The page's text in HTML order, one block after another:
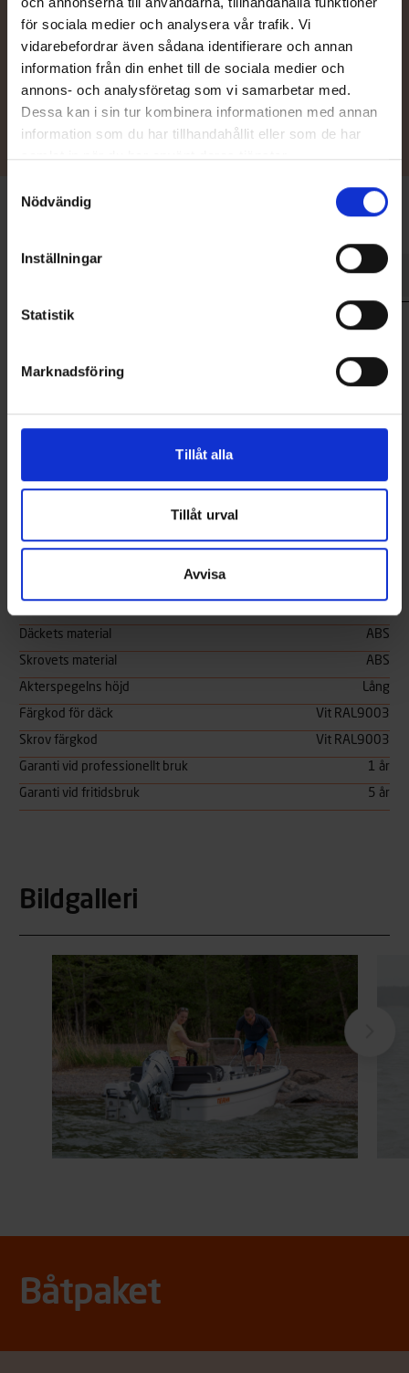
för sociala medier och analysera vår trafik. Vi
vidarebefordrar även sådana identifierare och annan
information från din enhet till de sociala medier och
annons- och analysföretag som vi samarbetar med.
Dessa kan i sin tur kombinera informationen med annan
information som du har tillhandahållit eller som de har
samlat in när du har använt deras tjänster.
Nödvändig
Inställningar
Statistik
Marknadsföring
Tillåt alla
Tillåt urval
Avvisa
Bygg din båt
Tillbehör
4,45 m
1,85 m
60 cm
Minsta rekommenderade motoreffekt 40 hk
Maximal rekommenderad motoreffekt
Däckets material ABS
Skrovets material ABS
Akterspegelns höjd Lång
Färgkod för däck Vit RAL9003
Skrov färgkod Vit RAL9003
Garanti vid professionellt bruk 1 år
Garanti vid fritidsbruk 5 år
Bildgalleri
Båtpaket